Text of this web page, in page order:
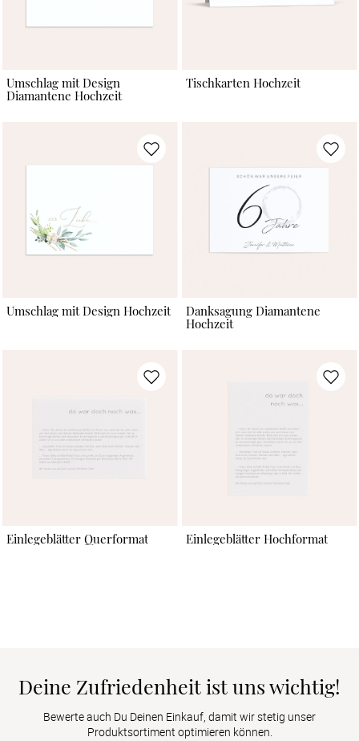
Umschlag mit Design
Diamantene Hochzeit
Tischkarten Hochzeit
Umschlag mit Design Hochzeit
Danksagung Diamantene
Hochzeit
Einlegeblätter Querformat Einlegeblätter Hochformat
Deine Zufriedenheit ist uns wichtig!
Bewerte auch Du Deinen Einkauf, damit wir stetig unser
Produktsortiment optimieren können.